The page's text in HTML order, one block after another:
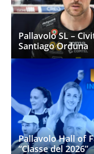
Pallavolo SL –
Santiago Orduna
Pallavolo Hall of
“Classe del 2026”